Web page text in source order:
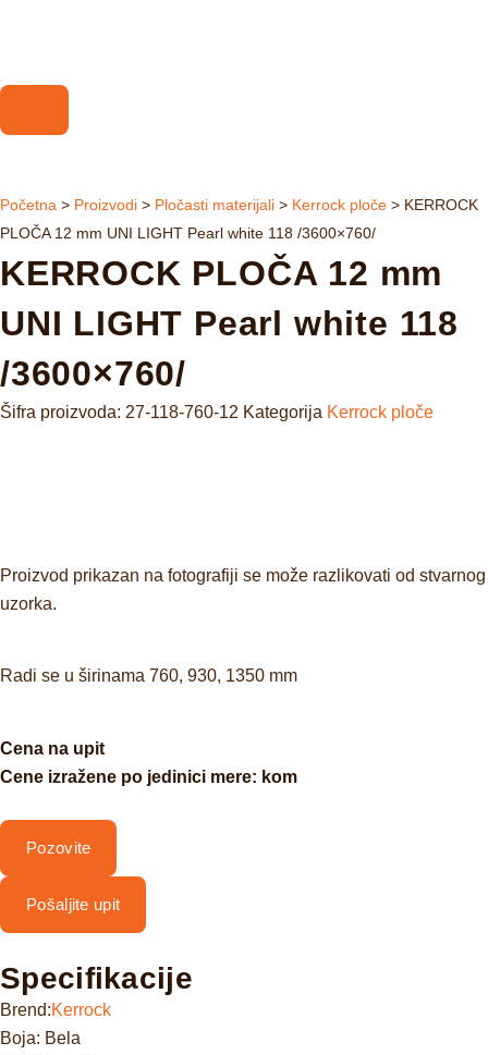
Početna > Proizvodi > Pločasti materijali > Kerrock ploče > KERROCK
PLOČA 12 mm UNI LIGHT Pearl white 118 /3600×760/
KERROCK PLOČA 12 mm
UNI LIGHT Pearl white 118
/3600×760/
Šifra proizvoda: 27-118-760-12 Kategorija Kerrock ploče
Proizvod prikazan na fotografiji se može razlikovati od stvarnog
uzorka.
Radi se u širinama 760, 930, 1350 mm
Cena na upit
Cene izražene po jedinici mere: kom
Pozovite
Pošaljite upit
Specifikacije
Brend:Kerrock
Boja: Bela